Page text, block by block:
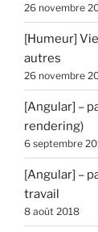
26 novembre
[Humeur]
autres
26 novembre
[Angular] –
rendering)
6 septembre
[Angular] –
travail
8 août 2018